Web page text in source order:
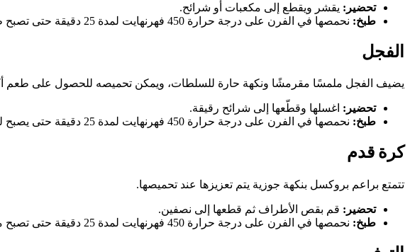
تحضير: يقشر ويقطع إلى مكعبات أو شرائح.
طبخ: نحمصها في الفرن على درجة حرارة 450 فهرنهايت لمدة 25 دقيقة حتى تصبح طرية.
الفجل
يضيف الفجل ملمسًا مقرمشًا ونكهة حارة للسلطات، ويمكن تحميصه للحصول على طعم
تحضير: اغسلها وقطّعها إلى شرائح رقيقة.
طبخ: نحمصها في الفرن على درجة حرارة 450 فهرنهايت لمدة 25 دقيقة حتى يصبح لونها ذهبيا.
كرة قدم
تتمتع براعم بروكسل بنكهة جوزية يتم تعزيزها عند تحميصها.
تحضير: قم بقص الأطراف ثم قطعها إلى نصفين.
طبخ: نحمصها في الفرن على درجة حرارة 450 فهرنهايت لمدة 25 دقيقة حتى تصبح مقرمشة.